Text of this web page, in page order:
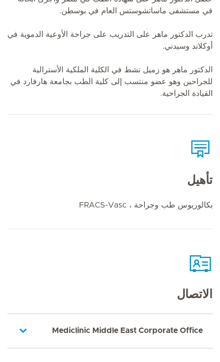
في مستشفى ماساتشوستس العام في بوسطن.
تدرب الدكتور ماهر على التدريب على جراحة الأوعية الدموية في
أوكلاند وسيدني.
الدكتور ماهر هو زميل نشط في الكلية الملكية الأسترالية
للجراحين وهو عضو منتسب إلى كلية الطب بجامعة هارفارد في
القيادة الجراحية.
تأهيل
بكالوريوس طب وجراحة ، FRACS-Vasc
الاتصال
Mediclinic Middle East Corporate Office